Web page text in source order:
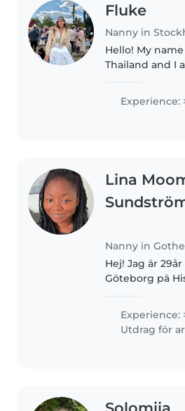
Fluke
Nanny in
Hello! My
Thailand and I
Stockholm. I have 3 years of
childcare
Experience:
Lina
Nanny in
Hej! Jag är
Göteborg pä
just nu som
förskolor i
känner att jag
Experience:
Utdrag för